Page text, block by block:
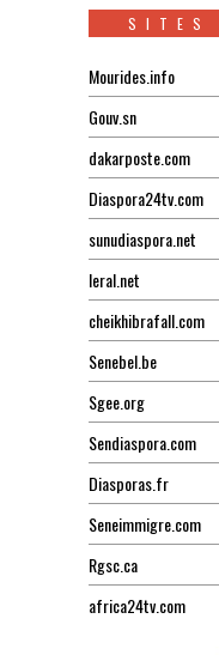
SITES
Mourides.info
Gouv.sn
dakarposte.com
Diaspora24tv.com
sunudiaspora.net
leral.net
cheikhibrafall.com
Senebel.be
Sgee.org
Sendiaspora.com
Diasporas.fr
Seneimmigre.com
Rgsc.ca
africa24tv.com